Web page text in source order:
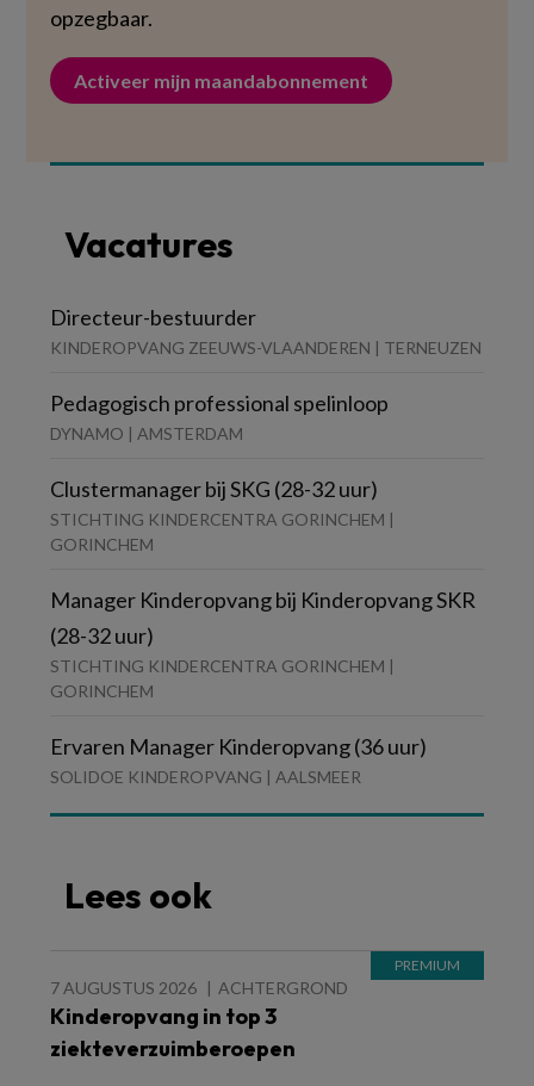
opzegbaar.
Activeer mijn maandabonnement
Vacatures
Directeur-bestuurder
KINDEROPVANG ZEEUWS-VLAANDEREN | TERNEUZEN
Pedagogisch professional spelinloop
DYNAMO | AMSTERDAM
Clustermanager bij SKG (28-32 uur)
STICHTING KINDERCENTRA GORINCHEM |
GORINCHEM
Manager Kinderopvang bij Kinderopvang SKR
(28-32 uur)
STICHTING KINDERCENTRA GORINCHEM |
GORINCHEM
Ervaren Manager Kinderopvang (36 uur)
SOLIDOE KINDEROPVANG | AALSMEER
Lees ook
7 AUGUSTUS 2026 ACHTERGROND
Kinderopvang in top 3
ziekteverzuimberoepen